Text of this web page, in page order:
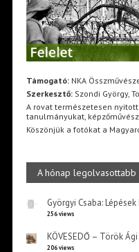
Támogató:NKA
Szerkesztő:Szondi György,
A rovat természetesen
tanulmányukat,
Köszönjük a fotókat a
A hónap
Györgyi Csaba:
256 views
KÖVESEDŐ – Török
206 views